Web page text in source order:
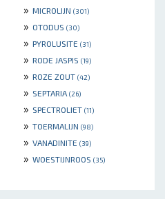
» MICROLIJN (301)
» OTODUS (30)
» PYROLUSITE (31)
» RODE JASPIS (19)
» ROZE ZOUT (42)
» SEPTARIA (26)
» SPECTROLIET (11)
» TOERMALIJN (98)
» VANADINITE (39)
» WOESTIJNROOS (35)